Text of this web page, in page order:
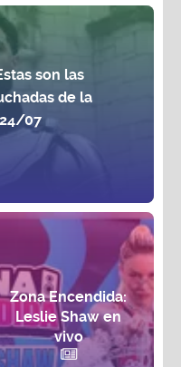
son las
de la
07
Zona Encendida:
Leslie Shaw en
vivo